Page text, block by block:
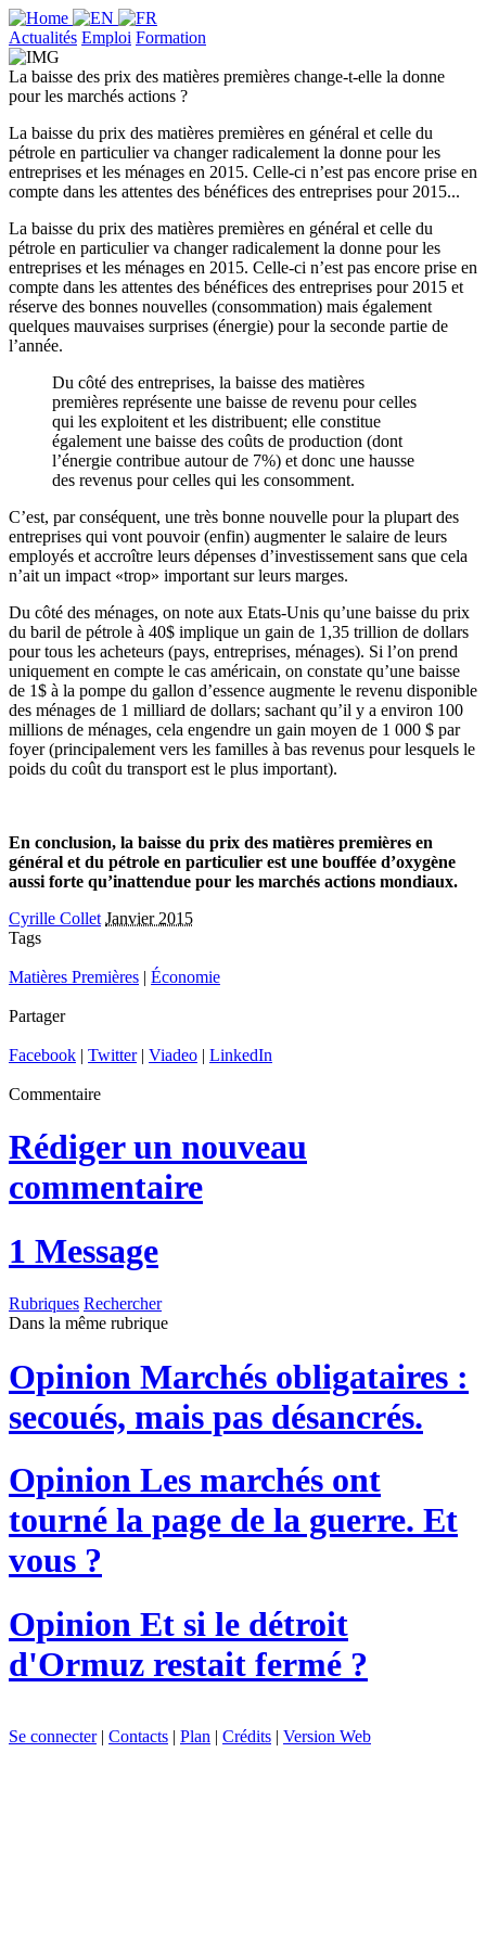
Actualités Emploi Formation
La baisse des prix des matières premières change-t-elle la donne
pour les marchés actions ?
La baisse du prix des matières premières en général et celle du
pétrole en particulier va changer radicalement la donne pour les
entreprises et les ménages en 2015. Celle-ci n’est pas encore prise en
compte dans les attentes des bénéfices des entreprises pour 2015...
La baisse du prix des matières premières en général et celle du
pétrole en particulier va changer radicalement la donne pour les
entreprises et les ménages en 2015. Celle-ci n’est pas encore prise en
compte dans les attentes des bénéfices des entreprises pour 2015 et
réserve des bonnes nouvelles (consommation) mais également
quelques mauvaises surprises (énergie) pour la seconde partie de
l’année.
Du côté des entreprises, la baisse des matières
premières représente une baisse de revenu pour celles
qui les exploitent et les distribuent; elle constitue
également une baisse des coûts de production (dont
l’énergie contribue autour de 7%) et donc une hausse
des revenus pour celles qui les consomment.
C’est, par conséquent, une très bonne nouvelle pour la plupart des
entreprises qui vont pouvoir (enfin) augmenter le salaire de leurs
employés et accroître leurs dépenses d’investissement sans que cela
n’ait un impact «trop» important sur leurs marges.
Du côté des ménages, on note aux Etats-Unis qu’une baisse du prix
du baril de pétrole à 40$ implique un gain de 1,35 trillion de dollars
pour tous les acheteurs (pays, entreprises, ménages). Si l’on prend
uniquement en compte le cas américain, on constate qu’une baisse
de 1$ à la pompe du gallon d’essence augmente le revenu disponible
des ménages de 1 milliard de dollars; sachant qu’il y a environ 100
millions de ménages, cela engendre un gain moyen de 1 000 $ par
foyer (principalement vers les familles à bas revenus pour lesquels le
poids du coût du transport est le plus important).
En conclusion, la baisse du prix des matières premières en
général et du pétrole en particulier est une bouffée d’oxygène
aussi forte qu’inattendue pour les marchés actions mondiaux.
Cyrille Collet Janvier 2015
Tags
Matières Premières | Économie
Partager
Facebook | Twitter| Viadeo | LinkedIn
Commentaire
Rédiger un nouveau
commentaire
1 Message
Rubriques Rechercher
Dans la même rubrique
Opinion Marchés obligataires :
secoués, mais pas désancrés.
Opinion Les marchés ont
tourné la page de la guerre. Et
vous ?
Opinion Et si le détroit
d'Ormuz restait fermé ?
Se connecter| Contacts | Plan | Crédits | Version Web